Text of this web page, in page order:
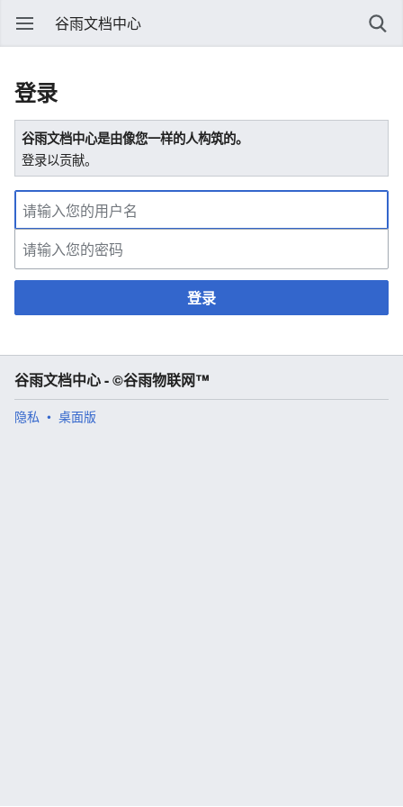
谷雨文档中心
登录
谷雨文档中心是由像您一样的人构筑的。
登录以贡献。
登录
谷雨文档中心 - ©谷雨物联网™
隐私 桌面版